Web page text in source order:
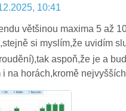
10:41
většinou maxima 5 až
si myslím,že uvidím
aspoň,že je a
i na horách,kromě